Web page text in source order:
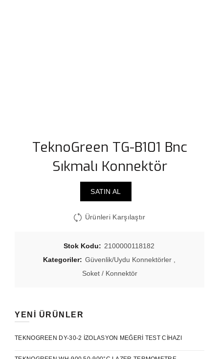
TeknoGreen TG-B101 Bnc
Sıkmalı Konnektör
SATIN AL
Ürünleri Karşılaştır
Stok Kodu: 2100000118182
Kategoriler: Güvenlik/Uydu Konnektörler
Soket / Konnektör
YENI ÜRÜNLER
TEKNOGREEN DY-30-2 İZOLASYON MEĞERI TEST CIHAZI